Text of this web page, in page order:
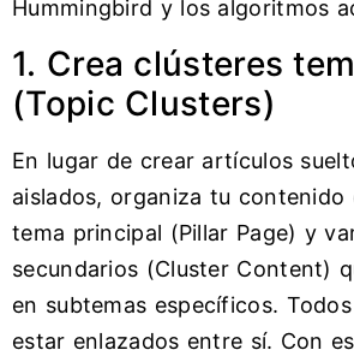
Hummingbird y los algoritmos
1. Crea clústeres
(Topic Clusters)
En lugar de crear artículos
aislados, organiza tu contenido
tema principal (Pillar Page) y
secundarios (Cluster Content)
en subtemas específicos.
estar enlazados entre sí. Con